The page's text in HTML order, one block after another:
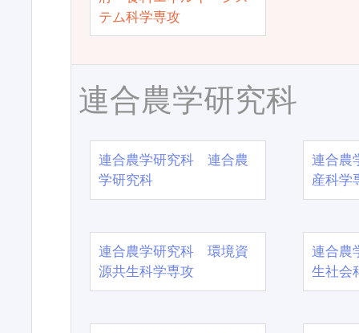
テム科学専攻
連合農学研究科
連合農学研究科 連合農
学研究科
連合農
産科学
連合農学研究科 環境資
源共生科学専攻
連合農
生社会